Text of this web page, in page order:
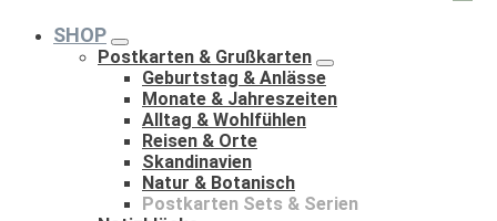
nach:
SHOP
Postkarten & Grußkarten
Geburtstag & Anlässe
Monate & Jahreszeiten
Alltag & Wohlfühlen
Reisen & Orte
Skandinavien
Natur & Botanisch
Postkarten Sets & Serien